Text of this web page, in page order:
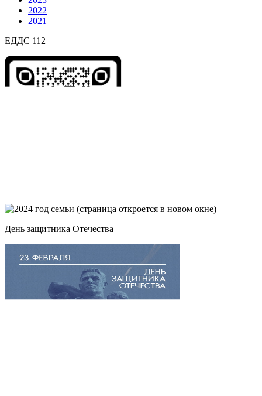
2022
2021
ЕДДС 112
День защитника Отечества